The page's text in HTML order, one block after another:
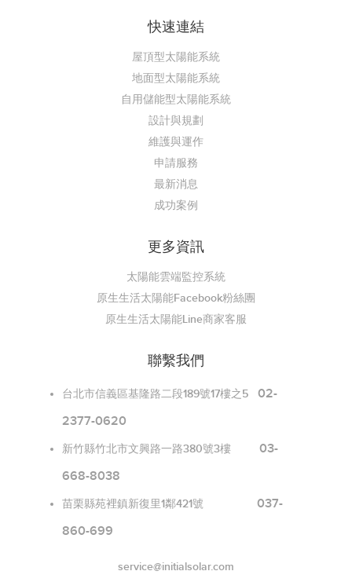
快速連結
屋頂型太陽能系統
地面型太陽能系統
自用儲能型太陽能系統
設計與規劃
維護與運作
申請服務
最新消息
成功案例
更多資訊
太陽能雲端監控系統
原生生活太陽能Facebook粉絲團
原生生活太陽能Line商家客服
聯繫我們
台北市信義區基隆路二段189號17樓之5
02-
2377-0620
新竹縣竹北市文興路一路380號3樓
03-
668-8038
苗栗縣苑裡鎮新復里1鄰421號
037-
860-699
service@initialsolar.com